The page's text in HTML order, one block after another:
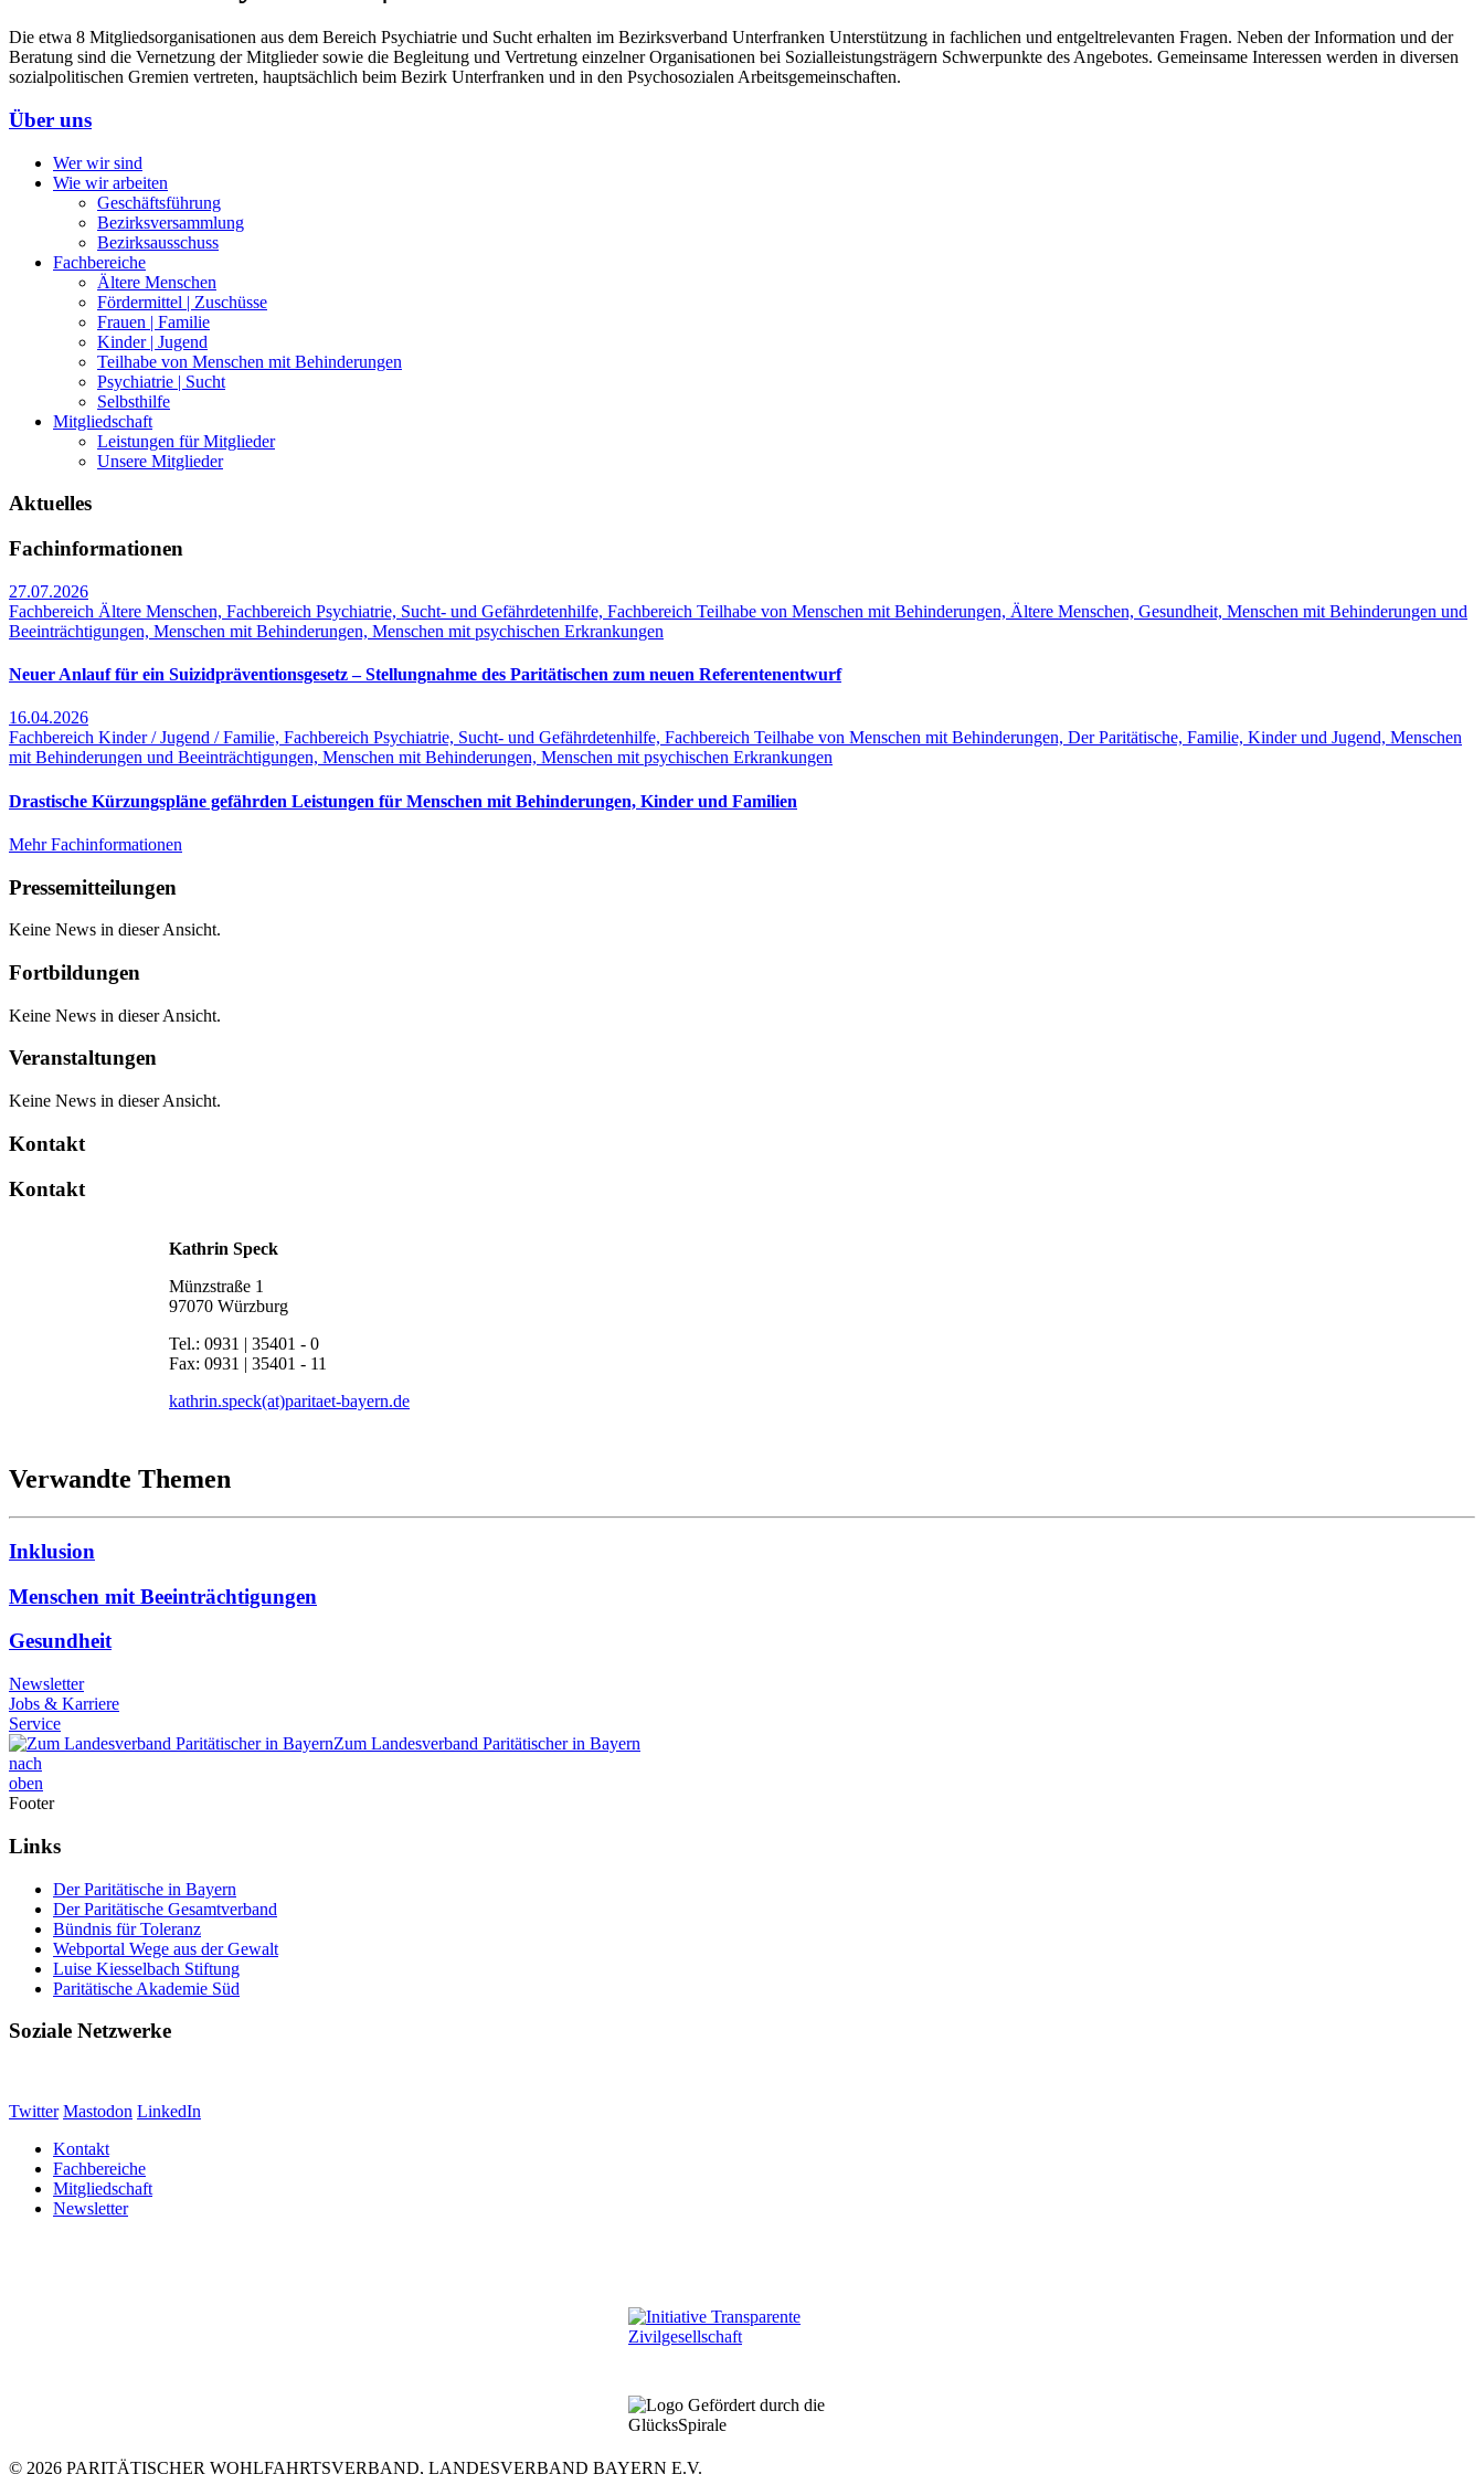
Die etwa 8 Mitgliedsorganisationen aus dem Bereich Psychiatrie und Sucht erhalten im Bezirksverband Unterfranken Unterstützung in fachlichen und entgeltrelevanten Fragen. Neben der Information und der
Beratung sind die Vernetzung der Mitglieder sowie die Begleitung und Vertretung einzelner Organisationen bei Sozialleistungsträgern Schwerpunkte des Angebotes. Gemeinsame Interessen werden in diversen
sozialpolitischen Gremien vertreten, hauptsächlich beim Bezirk Unterfranken und in den Psychosozialen Arbeitsgemeinschaften.
Über uns
Wer wir sind
Wie wir arbeiten
Geschäftsführung
Bezirksversammlung
Bezirksausschuss
Fachbereiche
Ältere Menschen
Fördermittel | Zuschüsse
Frauen | Familie
Kinder | Jugend
Teilhabe von Menschen mit Behinderungen
Psychiatrie | Sucht
Selbsthilfe
Mitgliedschaft
Leistungen für Mitglieder
Unsere Mitglieder
Aktuelles
Fachinformationen
27.07.2026
Fachbereich Ältere Menschen, Fachbereich Psychiatrie, Sucht- und Gefährdetenhilfe, Fachbereich Teilhabe von Menschen mit Behinderungen, Ältere Menschen, Gesundheit, Menschen mit Behinderungen und
Beeinträchtigungen, Menschen mit Behinderungen, Menschen mit psychischen Erkrankungen
Neuer Anlauf für ein Suizidpräventionsgesetz – Stellungnahme des Paritätischen zum neuen Referentenentwurf
16.04.2026
Fachbereich Kinder / Jugend / Familie, Fachbereich Psychiatrie, Sucht- und Gefährdetenhilfe, Fachbereich Teilhabe von Menschen mit Behinderungen, Der Paritätische, Familie, Kinder und Jugend, Menschen
mit Behinderungen und Beeinträchtigungen, Menschen mit Behinderungen, Menschen mit psychischen Erkrankungen
Drastische Kürzungspläne gefährden Leistungen für Menschen mit Behinderungen, Kinder und Familien
Mehr Fachinformationen
Pressemitteilungen
Keine News in dieser Ansicht.
Fortbildungen
Keine News in dieser Ansicht.
Veranstaltungen
Keine News in dieser Ansicht.
Kontakt
Kontakt
Kathrin Speck
Münzstraße 1
97070 Würzburg
Tel.: 0931 | 35401 - 0
Fax: 0931 | 35401 - 11
kathrin.speck(at)paritaet-bayern.de
Verwandte Themen
Inklusion
Menschen mit Beeinträchtigungen
Gesundheit
Newsletter
Jobs & Karriere
Service
Zum Landesverband Paritätischer in Bayern
nach
oben
Footer
Links
Der Paritätische in Bayern
Der Paritätische Gesamtverband
Bündnis für Toleranz
Webportal Wege aus der Gewalt
Luise Kiesselbach Stiftung
Paritätische Akademie Süd
Soziale Netzwerke
Twitter Mastodon LinkedIn
Kontakt
Fachbereiche
Mitgliedschaft
Newsletter
© 2026 PARITÄTISCHER WOHLFAHRTSVERBAND, LANDESVERBAND BAYERN E.V.